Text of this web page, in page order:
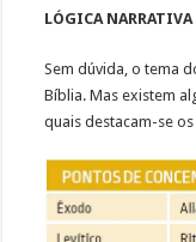
LÓGICA NARRATIVA
Sem dúvida, o tema
Bíblia. Mas existem
quais destacam-se